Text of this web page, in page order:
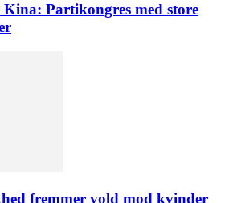
Partikongres med store
fremmer vold mod kvinder